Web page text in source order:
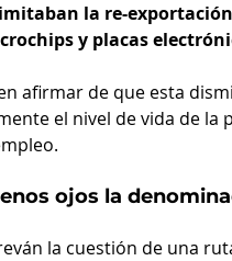
la re-
y placas
afirmar de que esta
el nivel de vida de
ojos la
la cuestión de una